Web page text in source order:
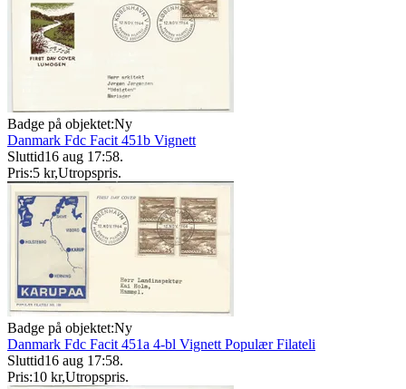
Badge på objektet:Ny
Danmark Fdc Facit 451b Vignett
Sluttid16 aug 17:58.
Pris:5 kr,Utropspris.
Badge på objektet:Ny
Danmark Fdc Facit 451a 4-bl Vignett Populær Filateli
Sluttid16 aug 17:58.
Pris:10 kr,Utropspris.